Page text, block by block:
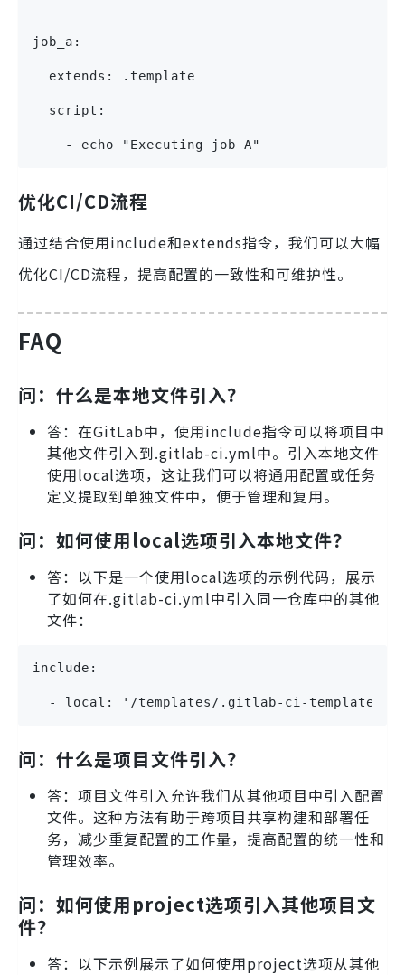
job_a:
  extends: .template
  script:
    - echo "Executing job A"
优化CI/CD流程
通过结合使用include和extends指令，我们可以大幅
优化CI/CD流程，提高配置的一致性和可维护性。
FAQ
问：什么是本地文件引入？
答：在GitLab中，使用include指令可以将项目中
其他文件引入到.gitlab-ci.yml中。引入本地文件
使用local选项，这让我们可以将通用配置或任务
定义提取到单独文件中，便于管理和复用。
问：如何使用local选项引入本地文件？
答：以下是一个使用local选项的示例代码，展示
了如何在.gitlab-ci.yml中引入同一仓库中的其他
文件：
include:
- local: '/templates/.gitlab-ci-
问：什么是项目文件引入？
答：项目文件引入允许我们从其他项目中引入配置
文件。这种方法有助于跨项目共享构建和部署任
务，减少重复配置的工作量，提高配置的统一性和
管理效率。
问：如何使用project选项引入其他项目文
件？
答：以下示例展示了如何使用project选项从其他